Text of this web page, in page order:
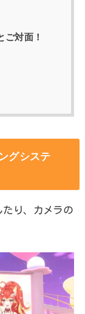
ご対面！
グシステ
たり、カメラの